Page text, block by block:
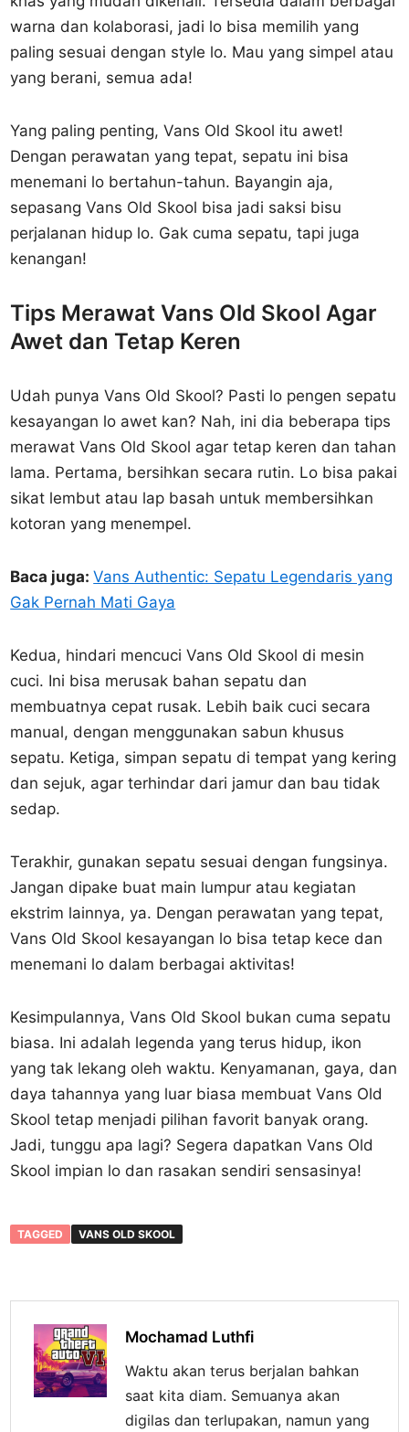
warna dan kolaborasi, jadi lo bisa memilih yang
paling sesuai dengan style lo. Mau yang simpel atau
yang berani, semua ada!
Yang paling penting, Vans Old Skool itu awet!
Dengan perawatan yang tepat, sepatu ini bisa
menemani lo bertahun-tahun. Bayangin aja,
sepasang Vans Old Skool bisa jadi saksi bisu
perjalanan hidup lo. Gak cuma sepatu, tapi juga
kenangan!
Tips Merawat Vans Old Skool Agar
Awet dan Tetap Keren
Udah punya Vans Old Skool? Pasti lo pengen sepatu
kesayangan lo awet kan? Nah, ini dia beberapa tips
merawat Vans Old Skool agar tetap keren dan tahan
lama. Pertama, bersihkan secara rutin. Lo bisa pakai
sikat lembut atau lap basah untuk membersihkan
kotoran yang menempel.
Baca juga:Vans Authentic: Sepatu Legendaris yang
Gak Pernah Mati Gaya
Kedua, hindari mencuci Vans Old Skool di mesin
cuci. Ini bisa merusak bahan sepatu dan
membuatnya cepat rusak. Lebih baik cuci secara
manual, dengan menggunakan sabun khusus
sepatu. Ketiga, simpan sepatu di tempat yang kering
dan sejuk, agar terhindar dari jamur dan bau tidak
sedap.
Terakhir, gunakan sepatu sesuai dengan fungsinya.
Jangan dipake buat main lumpur atau kegiatan
ekstrim lainnya, ya. Dengan perawatan yang tepat,
Vans Old Skool kesayangan lo bisa tetap kece dan
menemani lo dalam berbagai aktivitas!
Kesimpulannya, Vans Old Skool bukan cuma sepatu
biasa. Ini adalah legenda yang terus hidup, ikon
yang tak lekang oleh waktu. Kenyamanan, gaya, dan
daya tahannya yang luar biasa membuat Vans Old
Skool tetap menjadi pilihan favorit banyak orang.
Jadi, tunggu apa lagi? Segera dapatkan Vans Old
Skool impian lo dan rasakan sendiri sensasinya!
TAGGED VANS OLD SKOOL
Mochamad Luthfi
Waktu akan terus berjalan bahkan
saat kita diam. Semuanya akan
digilas dan terlupakan, namun yang